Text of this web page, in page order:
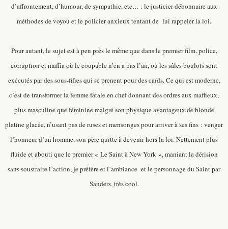
d’affrontement, d’humour, de sympathie, etc… : le justicier débonnaire aux
méthodes de voyou et le policier anxieux tentant de lui rappeler la loi.
Pour autant, le sujet est à peu près le même que dans le premier film, police,
corruption et maffia où le coupable n’en a pas l’air, où les sâles boulots sont
exécutés par des sous-fifres qui se prenent pour des caïds. Ce qui est moderne,
c’est de transformer la femme fatale en chef donnant des ordres aux maffieux,
plus masculine que féminine malgré son physique avantageux de blonde
platine glacée, n’usant pas de ruses et mensonges pour arriver à ses fins : venger
l’honneur d’un homme, son père quitte à devenir hors la loi. Nettement plus
fluide et abouti que le premier « Le Saint à New York », maniant la dérision
sans soustraire l’action, je préfère et l’ambiance et le personnage du Saint par
Sanders, très cool.